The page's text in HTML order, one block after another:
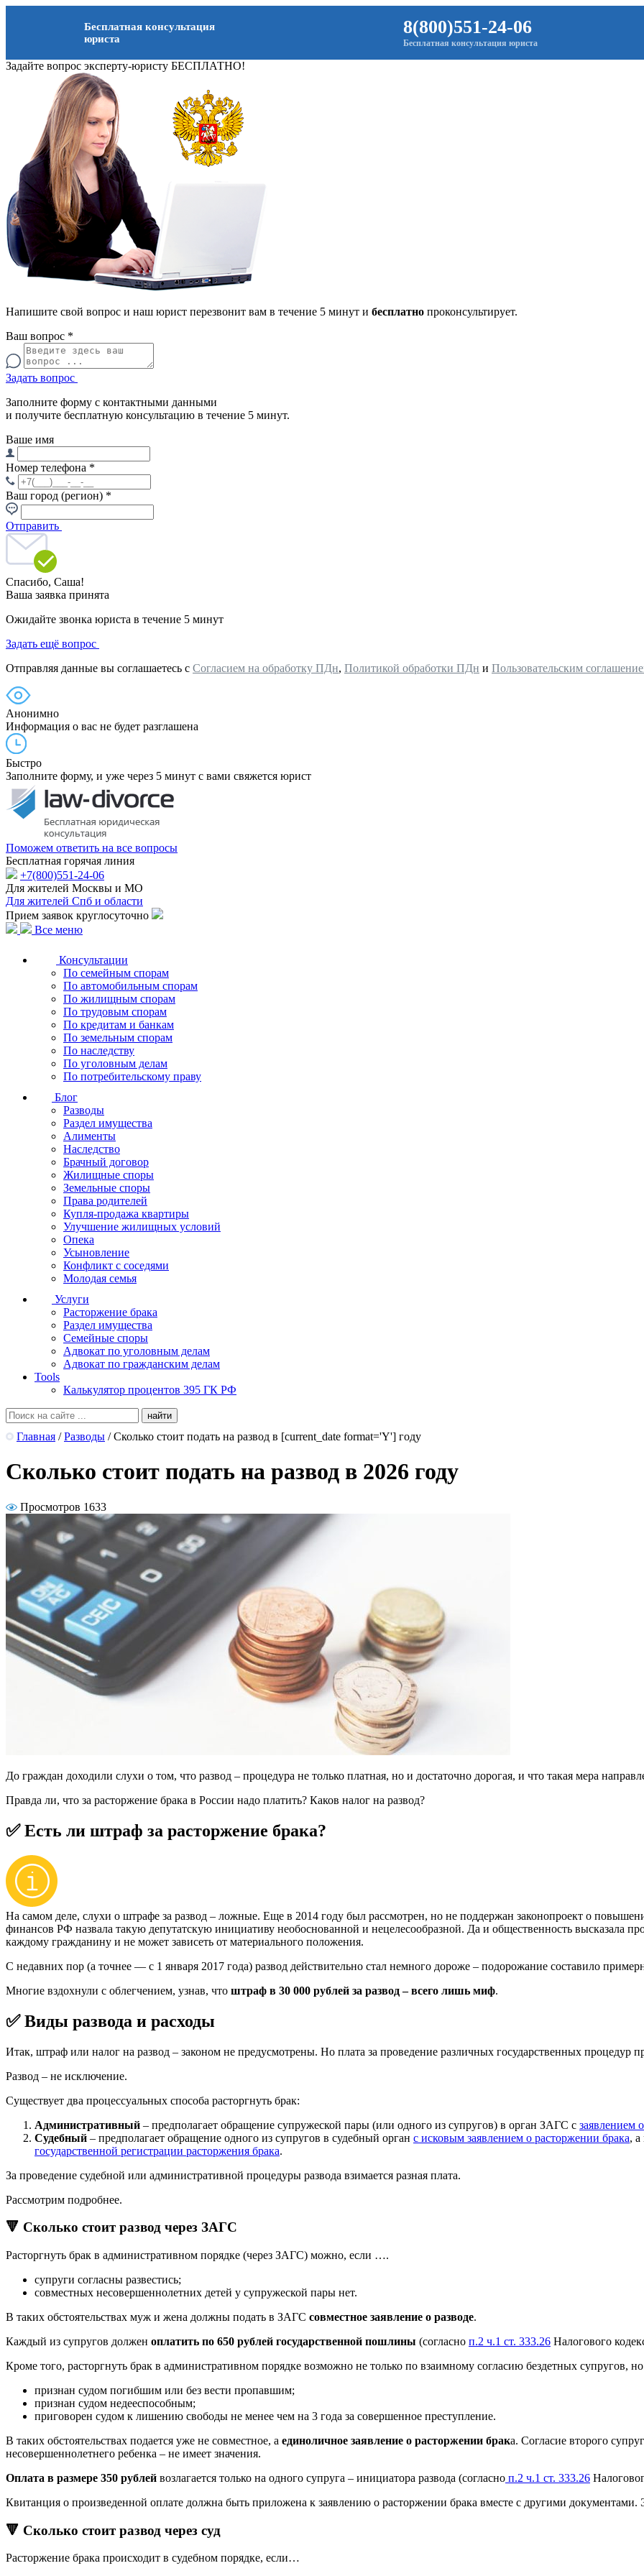
Бесплатная консультация
юриста
8(800)551-24-06
Бесплатная консультация юриста
Задайте вопрос эксперту-юристу БЕСПЛАТНО!
Напишите свой вопрос и наш юрист перезвонит вам в течение 5 минут и бесплатно проконсультирует.
Ваш вопрос *
Задать вопрос
Заполните форму с контактными данными
и получите бесплатную консультацию в течение 5 минут.
Ваше имя
Номер телефона *
Ваш город (регион) *
Отправить
Спасибо, Саша!
Ваша заявка принята
Ожидайте звонка юриста в течение 5 минут
Задать ещё вопрос
Отправляя данные вы соглашаетесь с Согласием на обработку ПДн, Политикой обработки ПДн и Пользовательским
Анонимно
Информация о вас не будет разглашена
Быстро
Заполните форму, и уже через 5 минут с вами свяжется юрист
Поможем ответить на все вопросы
Бесплатная горячая линия
+7(800)551-24-06
Для жителей Москвы и МО
Для жителей Спб и области
Прием заявок круглосуточно
Все меню
Консультации
По семейным спорам
По автомобильным спорам
По жилищным спорам
По трудовым спорам
По кредитам и банкам
По земельным спорам
По наследству
По уголовным делам
По потребительскому праву
Блог
Разводы
Раздел имущества
Алименты
Наследство
Брачный договор
Жилищные споры
Земельные споры
Права родителей
Купля-продажа квартиры
Улучшение жилищных условий
Опека
Усыновление
Конфликт с соседями
Молодая семья
Услуги
Расторжение брака
Раздел имущества
Семейные споры
Адвокат по уголовным делам
Адвокат по гражданским делам
Tools
Калькулятор процентов 395 ГК РФ
Главная / Разводы / Сколько стоит подать на развод в [current_date format='Y'] году
Сколько стоит подать на развод в 2026 году
Просмотров 1633
До граждан доходили слухи о том, что развод – процедура не только платная, но и достаточно дорогая, и что такая мера
Правда ли, что за расторжение брака в России надо платить? Каков налог на развод?
✅ Есть ли штраф за расторжение брака?
На самом деле, слухи о штрафе за развод – ложные. Еще в 2014 году был рассмотрен, но не поддержан законопроект о
финансов РФ назвала такую депутатскую инициативу необоснованной и нецелесообразной. Да и общественность высказала
каждому гражданину и не может зависеть от материального положения.
С недавних пор (а точнее — с 1 января 2017 года) развод действительно стал немного дороже – подорожание составило
Многие вздохнули с облегчением, узнав, что штраф в 30 000 рублей за развод – всего лишь миф.
✅ Виды развода и расходы
Итак, штраф или налог на развод – законом не предусмотрены. Но плата за проведение различных государственных процедур
Развод – не исключение.
Существует два процессуальных способа расторгнуть брак:
Административный – предполагает обращение супружеской пары (или одного из супругов) в орган ЗАГС с заявлением
Судебный – предполагает обращение одного из супругов в судебный орган с исковым заявлением о расторжении брака,
государственной регистрации расторжения брака.
За проведение судебной или административной процедуры развода взимается разная плата.
Рассмотрим подробнее.
🔻 Сколько стоит развод через ЗАГС
Расторгнуть брак в административном порядке (через ЗАГС) можно, если ….
супруги согласны развестись;
совместных несовершеннолетних детей у супружеской пары нет.
В таких обстоятельствах муж и жена должны подать в ЗАГС совместное заявление о разводе.
Каждый из супругов должен оплатить по 650 рублей государственной пошлины (согласно п.2 ч.1 ст. 333.26 Налогового
Кроме того, расторгнуть брак в административном порядке возможно не только по взаимному согласию бездетных супругов,
признан судом погибшим или без вести пропавшим;
признан судом недееспособным;
приговорен судом к лишению свободы не менее чем на 3 года за совершенное преступление.
В таких обстоятельствах подается уже не совместное, а единоличное заявление о расторжении брака. Согласие второго
несовершеннолетнего ребенка – не имеет значения.
Оплата в размере 350 рублей возлагается только на одного супруга – инициатора развода (согласно п.2 ч.1 ст. 333.26
Квитанция о произведенной оплате должна быть приложена к заявлению о расторжении брака вместе с другими
🔻 Сколько стоит развод через суд
Расторжение брака происходит в судебном порядке, если…